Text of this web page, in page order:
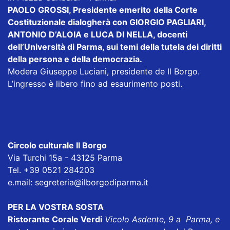
PAOLO GROSSI, Presidente emerito della Corte
Costituzionale dialogherà con GIORGIO PAGLIARI,
ANTONIO D’ALOIA e LUCA DI NELLA, docenti
dell’Università di Parma, sui temi della tutela dei diritti
della persona e della democrazia.
Modera Giuseppe Luciani, presidente de Il Borgo.
L’ingresso è libero fino ad esaurimento posti.
Circolo culturale Il Borgo
Via Turchi 15a - 43125 Parma
Tel. +39 0521 284203
e.mail: segreteria@ilborgodiparma.it
PER LA VOSTRA SOSTA
Ristorante Corale Verdi Vicolo Asdente, 9 a Parma, e